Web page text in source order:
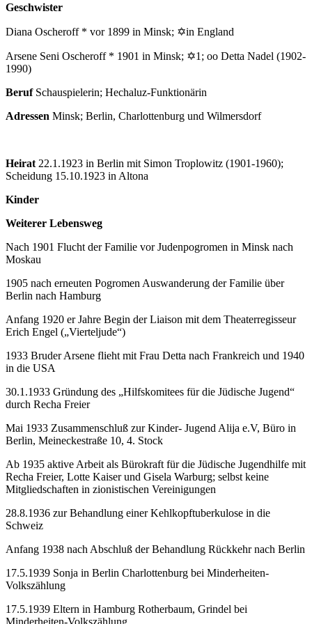
Geschwister
Diana Oscheroff * vor 1899 in Minsk; ✡in England
Arsene Seni Oscheroff * 1901 in Minsk; ✡1; oo Detta Nadel (1902-
1990)
Beruf Schauspielerin; Hechaluz-Funktionärin
Adressen Minsk; Berlin, Charlottenburg und Wilmersdorf
Heirat 22.1.1923 in Berlin mit Simon Troplowitz (1901-1960);
Scheidung 15.10.1923 in Altona
Kinder
Weiterer Lebensweg
Nach 1901 Flucht der Familie vor Judenpogromen in Minsk nach
Moskau
1905 nach erneuten Pogromen Auswanderung der Familie über
Berlin nach Hamburg
Anfang 1920 er Jahre Begin der Liaison mit dem Theaterregisseur
Erich Engel („Vierteljude“)
1933 Bruder Arsene flieht mit Frau Detta nach Frankreich und 1940
in die USA
30.1.1933 Gründung des „Hilfskomitees für die Jüdische Jugend“
durch Recha Freier
Mai 1933 Zusammenschluß zur Kinder- Jugend Alija e.V, Büro in
Berlin, Meineckestraße 10, 4. Stock
Ab 1935 aktive Arbeit als Bürokraft für die Jüdische Jugendhilfe mit
Recha Freier, Lotte Kaiser und Gisela Warburg; selbst keine
Mitgliedschaften in zionistischen Vereinigungen
28.8.1936 zur Behandlung einer Kehlkopftuberkulose in die
Schweiz
Anfang 1938 nach Abschluß der Behandlung Rückkehr nach Berlin
17.5.1939 Sonja in Berlin Charlottenburg bei Minderheiten-
Volkszählung
17.5.1939 Eltern in Hamburg Rotherbaum, Grindel bei
Minderheiten-Volkszählung